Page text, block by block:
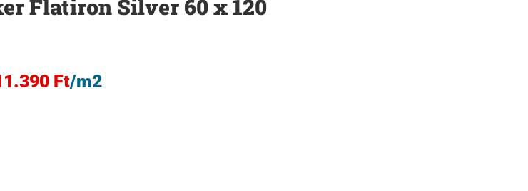
Flatiron Silver 60 x 120
Ft/m2